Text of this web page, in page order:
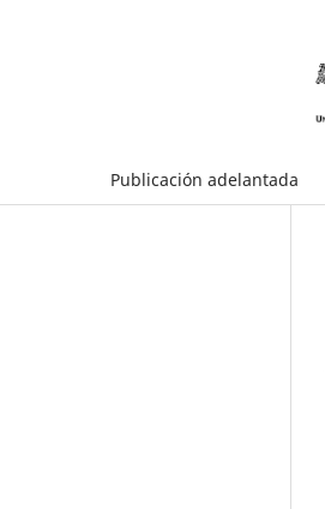
Publicación adelantada